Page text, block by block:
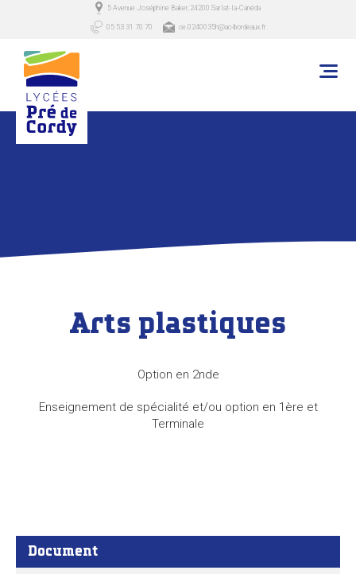
5 Avenue Joséphine Baker, 24200 Sarlat-la-Canéda
05 53 31 70 70 ce.0240035h@ac-bordeaux.fr
Arts plastiques
Option en 2nde
Enseignement de spécialité et/ou option en 1ère et
Terminale
Document